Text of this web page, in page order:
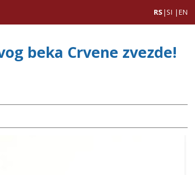
RS |SI | EN
beka Crvene zvezde!